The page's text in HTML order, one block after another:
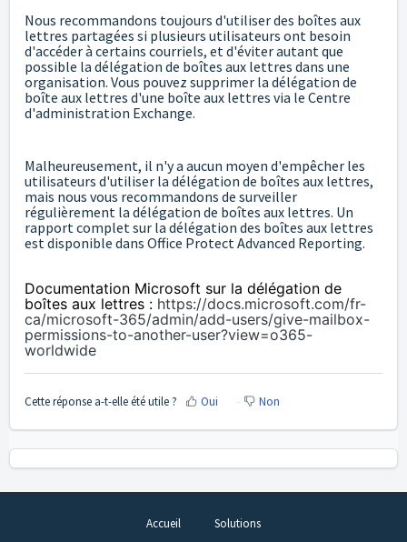
Nous recommandons toujours d'utiliser des boîtes aux
lettres partagées si plusieurs utilisateurs ont besoin
d'accéder à certains courriels, et d'éviter autant que
possible la délégation de boîtes aux lettres dans une
organisation. Vous pouvez supprimer la délégation de
boîte aux lettres d'une boîte aux lettres via le Centre
d'administration Exchange.
Malheureusement, il n'y a aucun moyen d'empêcher les
utilisateurs d'utiliser la délégation de boîtes aux lettres,
mais nous vous recommandons de surveiller
régulièrement la délégation de boîtes aux lettres. Un
rapport complet sur la délégation des boîtes aux lettres
est disponible dans Office Protect Advanced Reporting.
Documentation Microsoft sur la délégation de
boîtes aux lettres : https://docs.microsoft.com/fr-
ca/microsoft-365/admin/add-users/give-mailbox-
permissions-to-another-user?view=o365-
worldwide
Cette réponse a-t-elle été utile ? Oui Non
Accueil Solutions